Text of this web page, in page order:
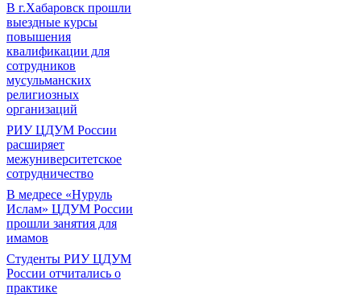
В г.Хабаровск прошли
выездные курсы
повышения
квалификации для
сотрудников
мусульманских
религиозных
организаций
РИУ ЦДУМ России
расширяет
межуниверситетское
сотрудничество
В медресе «Нуруль
Ислам» ЦДУМ России
прошли занятия для
имамов
Студенты РИУ ЦДУМ
России отчитались о
практике